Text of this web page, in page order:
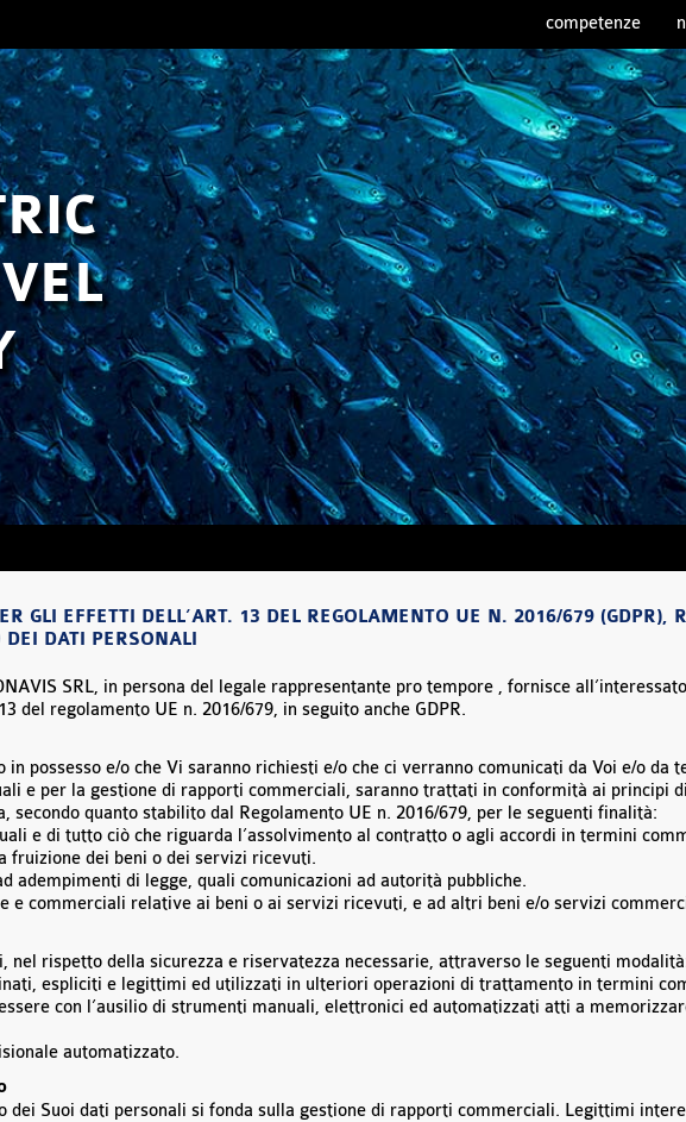
competenze
GLI EFFETTI DELL’ART. 13 DEL REGOLAMENTO UE N. 2016/679 (GDPR),
DATI PERSONALI
SRL, in persona del legale rappresentante pro tempore , fornisce
del regolamento UE n. 2016/679, in seguito anche GDPR.
in possesso e/o che Vi saranno richiesti e/o che ci verranno comunicati da Voi e/o da
e per la gestione di rapporti commerciali, saranno trattati in conformità ai principi
secondo quanto stabilito dal Regolamento UE n. 2016/679, per le seguenti finalità:
e di tutto ciò che riguarda l’assolvimento al contratto o agli accordi in termini
fruizione dei beni o dei servizi ricevuti.
adempimenti di legge, quali comunicazioni ad autorità pubbliche.
e commerciali relative ai beni o ai servizi ricevuti, e ad altri beni e/o servizi
nel rispetto della sicurezza e riservatezza necessarie, attraverso le seguenti
espliciti e legittimi ed utilizzati in ulteriori operazioni di trattamento in termini
con l’ausilio di strumenti manuali, elettronici ed automatizzati atti a
automatizzato.
dei Suoi dati personali si fonda sulla gestione di rapporti commerciali. Legittimi